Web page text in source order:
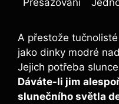
Přesazování
A přestože
jako dinky modré
Jejich potřeba
Dáváte-li jim
slunečního světla